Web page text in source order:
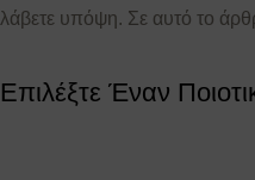
λάβετε υπόψη. Σε αυτό το
Επιλέξτε Έναν